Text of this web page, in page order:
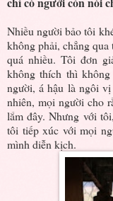
Nhiều người bảo tôi
không phải, chẳng
quá nhiều. Tôi đơn
không thích thì
người, á hậu là ngôi
nhiên, mọi người cho
lắm đây. Nhưng với
tôi tiếp xúc với mọi
mình diễn kịch.